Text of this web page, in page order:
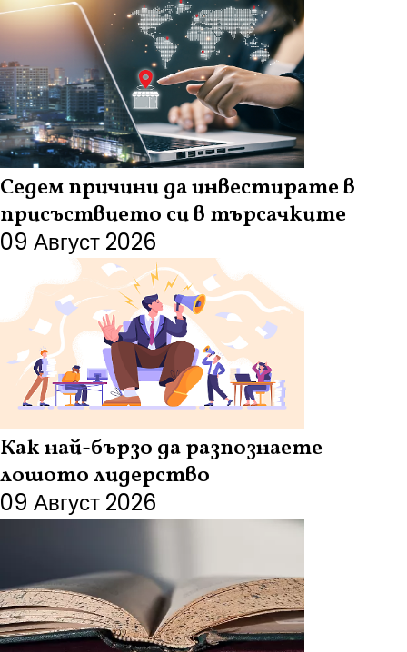
Седем причини да инвестирате в
присъствието си в търсачките
09 Август 2026
Как най-бързо да разпознаете
лошото лидерство
09 Август 2026